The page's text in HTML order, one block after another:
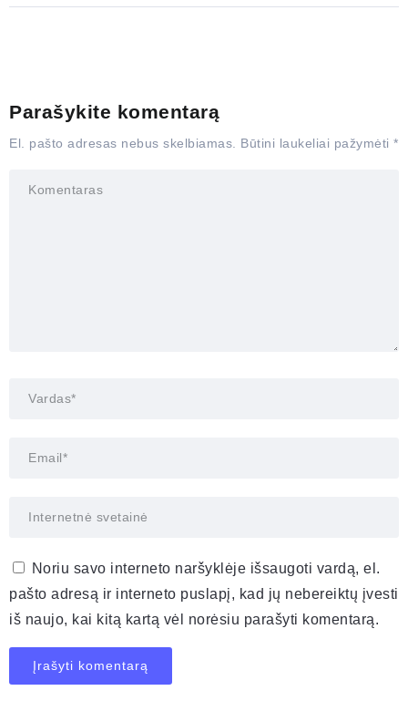
Parašykite komentarą
El. pašto adresas nebus skelbiamas. Būtini laukeliai pažymėti *
Noriu savo interneto naršyklėje išsaugoti vardą, el.
pašto adresą ir interneto puslapį, kad jų nebereiktų įvesti
iš naujo, kai kitą kartą vėl norėsiu parašyti komentarą.